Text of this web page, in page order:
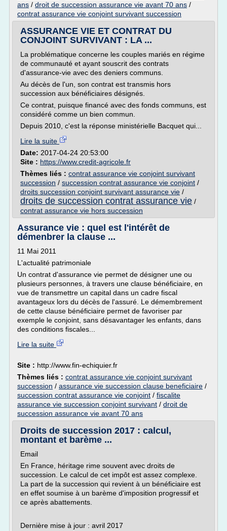
ans / droit de succession assurance vie avant 70 ans /
contrat assurance vie conjoint survivant succession
ASSURANCE VIE ET CONTRAT DU
CONJOINT SURVIVANT : LA ...
La problématique concerne les couples mariés en régime
de communauté et ayant souscrit des contrats
d'assurance-vie avec des deniers communs.
Au décès de l'un, son contrat est transmis hors
succession aux bénéficiaires désignés.
Ce contrat, puisque financé avec des fonds communs, est
considéré comme un bien commun.
Depuis 2010, c'est la réponse ministérielle Bacquet qui...
Lire la suite
Date: 2017-04-24 20:53:00
Site : https://www.credit-agricole.fr
Thèmes liés : contrat assurance vie conjoint survivant
succession / succession contrat assurance vie conjoint /
droits succession conjoint survivant assurance vie /
droits de succession contrat assurance vie /
contrat assurance vie hors succession
Assurance vie : quel est l'intérêt de
démenbrer la clause ...
11 Mai 2011
L'actualité patrimoniale
Un contrat d'assurance vie permet de désigner une ou
plusieurs personnes, à travers une clause bénéficiaire, en
vue de transmettre un capital dans un cadre fiscal
avantageux lors du décès de l'assuré. Le démembrement
de cette clause bénéficiaire permet de favoriser par
exemple le conjoint, sans désavantager les enfants, dans
des conditions fiscales...
Lire la suite
Site : http://www.fin-echiquier.fr
Thèmes liés : contrat assurance vie conjoint survivant
succession / assurance vie succession clause beneficiaire /
succession contrat assurance vie conjoint / fiscalite
assurance vie succession conjoint survivant / droit de
succession assurance vie avant 70 ans
Droits de succession 2017 : calcul,
montant et barème ...
Email
En France, héritage rime souvent avec droits de
succession. Le calcul de cet impôt est assez complexe.
La part de la succession qui revient à un bénéficiaire est
en effet soumise à un barème d'imposition progressif et
ce après abattements.
Dernière mise à jour : avril 2017